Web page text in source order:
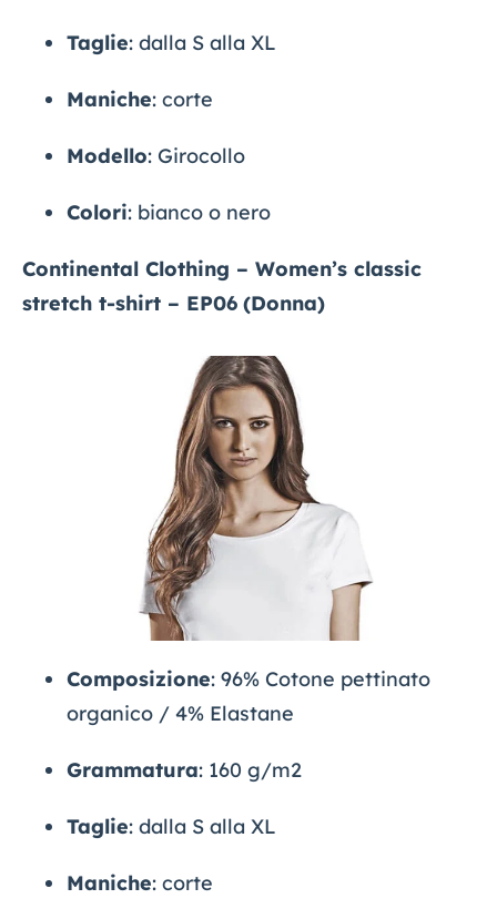
Taglie: dalla S alla XL
Maniche: corte
Modello: Girocollo
Colori: bianco o nero
Continental Clothing – Women’s classic
stretch t-shirt – EP06 (Donna)
Composizione: 96% Cotone pettinato
organico / 4% Elastane
Grammatura: 160 g/m2
Taglie: dalla S alla XL
Maniche: corte